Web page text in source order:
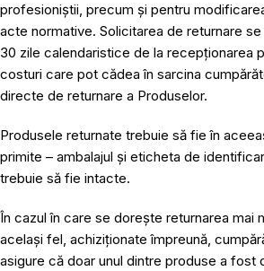
profesioniștii, precum și pentru
acte normative. Solicitarea de returnare
30 zile calendaristice de la recepționarea
costuri care pot cădea în sarcina
directe de returnare a Produselor.
Produsele returnate trebuie să fie în
primite – ambalajul și eticheta de
trebuie să fie intacte.
În cazul în care se dorește returnarea mai
același fel, achiziționate împreună,
asigure că doar unul dintre produse a fost